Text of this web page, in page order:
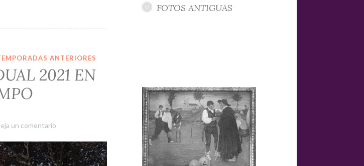
ANTERIORES
2021 EN
un comentario
FOTOS ANTIGUAS